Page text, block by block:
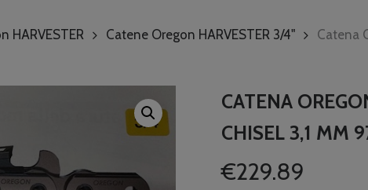
HARVESTER Catene Oregon HARVESTER 3/4"
Catena
CATENA
CHISEL 3,1 MM
€229.89